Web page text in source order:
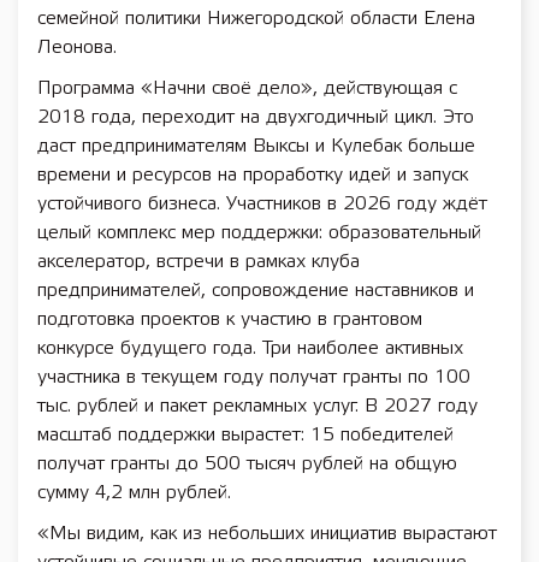
семейной политики Нижегородской области Елена
Леонова.
Программа «Начни своё дело», действующая с
2018 года, переходит на двухгодичный цикл. Это
даст предпринимателям Выксы и Кулебак больше
времени и ресурсов на проработку идей и запуск
устойчивого бизнеса. Участников в 2026 году ждёт
целый комплекс мер поддержки: образовательный
акселератор, встречи в рамках клуба
предпринимателей, сопровождение наставников и
подготовка проектов к участию в грантовом
конкурсе будущего года. Три наиболее активных
участника в текущем году получат гранты по 100
тыс. рублей и пакет рекламных услуг. В 2027 году
масштаб поддержки вырастет: 15 победителей
получат гранты до 500 тысяч рублей на общую
сумму 4,2 млн рублей.
«Мы видим, как из небольших инициатив вырастают